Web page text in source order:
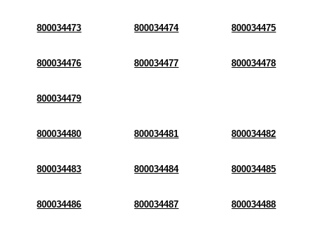
800034473 800034474 800034475
800034476 800034477 800034478
800034479
800034480 800034481 800034482
800034483 800034484 800034485
800034486 800034487 800034488